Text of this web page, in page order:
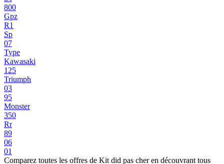
800
Gpz
R1
Sp
07
Type
Kawasaki
125
Triumph
03
95
Monster
350
Rr
89
06
01
Comparez toutes les offres de Kit did pas cher en découvrant tous